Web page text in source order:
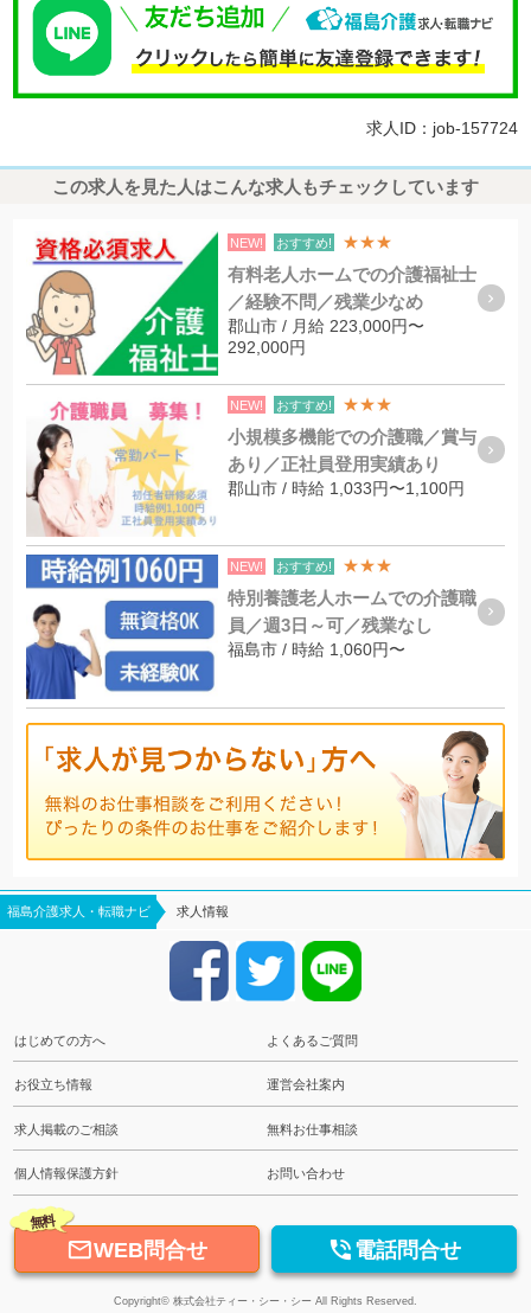
求人ID：job-157724
この求人を見た人はこんな求人もチェックしています
NEW! おすすめ! ★★★
有料老人ホームでの介護福祉士
／経験不問／残業少なめ
郡山市 / 月給 223,000円〜
292,000円
NEW! おすすめ! ★★★
小規模多機能での介護職／賞与
あり／正社員登用実績あり
郡山市 / 時給 1,033円〜1,100円
NEW! おすすめ! ★★★
特別養護老人ホームでの介護職
員／週3日～可／残業なし
福島市 / 時給 1,060円〜
福島介護求人・転職ナビ 求人情報
はじめての方へ よくあるご質問
お役立ち情報 運営会社案内
求人掲載のご相談 無料お仕事相談
個人情報保護方針 お問い合わせ
無料
WEB問合せ  電話問合せ
Copyright© 株式会社ティー・シー・シー All Rights Reserved.